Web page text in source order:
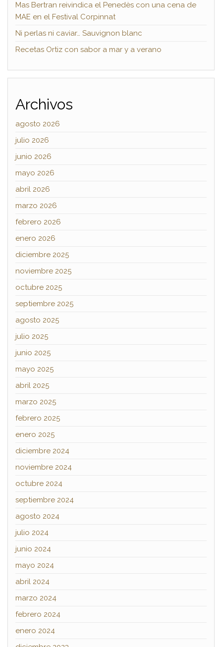
Mas Bertran reivindica el Penedès con una cena de
MAE en el Festival Corpinnat
Ni perlas ni caviar… Sauvignon blanc
Recetas Ortiz con sabor a mar y a verano
Archivos
agosto 2026
julio 2026
junio 2026
mayo 2026
abril 2026
marzo 2026
febrero 2026
enero 2026
diciembre 2025
noviembre 2025
octubre 2025
septiembre 2025
agosto 2025
julio 2025
junio 2025
mayo 2025
abril 2025
marzo 2025
febrero 2025
enero 2025
diciembre 2024
noviembre 2024
octubre 2024
septiembre 2024
agosto 2024
julio 2024
junio 2024
mayo 2024
abril 2024
marzo 2024
febrero 2024
enero 2024